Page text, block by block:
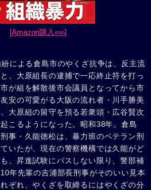
[Amazon購入 (PR)]
による倉島市のやくざ抗争は、反主流
、大原組長の逮捕で一応終止符を打っ
が組を解散後市会議員となってから市
安の可愛がる大阪の流れ者・川手勝美
大原組の留守を預る若衆頭・広谷賢次
こるようになった。昭和38年。倉島
事・久能徳松は、暴力班のベテラン刑
いたが、現在の警察機構では久能がど
、昇進試験にパスしない限り、警部補
年先輩の吉浦部長刑事がそのいい見本
ぞれ、やくざを取締るにはやくざの分